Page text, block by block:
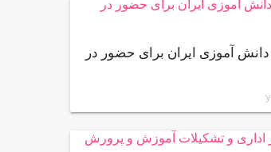
دانش آموزی ایران برای حضور در